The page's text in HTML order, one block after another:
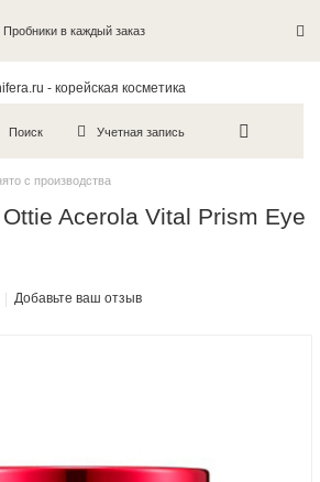
Пробники в каждый заказ
Поиск Учетная запись
с производства
Acerola Vital Prism Eye
Добавьте ваш отзыв